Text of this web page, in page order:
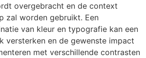
overgebracht en de context
zal worden gebruikt. Een
van kleur en typografie kan een
versterken en de gewenste impact
met verschillende contrasten